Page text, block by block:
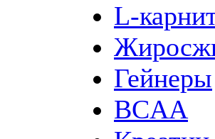
L-
Гейнеры
BCAA